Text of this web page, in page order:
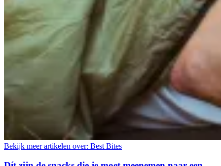
Bekijk meer artikelen over: Best Bites